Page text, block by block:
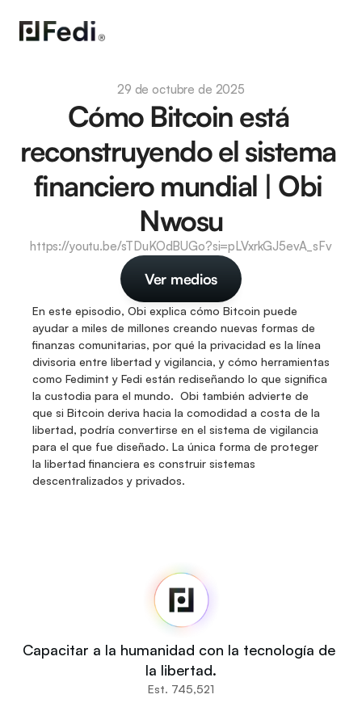
29 de octubre de 2025
Cómo Bitcoin está
reconstruyendo el sistema
financiero mundial | Obi
Nwosu
https://youtu.be/sTDuKOdBUGo?si=pLVxrkGJ5evA_sFv
Ver medios
En este episodio, Obi explica cómo Bitcoin puede
ayudar a miles de millones creando nuevas formas de
finanzas comunitarias, por qué la privacidad es la línea
divisoria entre libertad y vigilancia, y cómo herramientas
como Fedimint y Fedi están rediseñando lo que significa
la custodia para el mundo.  Obi también advierte de
que si Bitcoin deriva hacia la comodidad a costa de la
libertad, podría convertirse en el sistema de vigilancia
para el que fue diseñado. La única forma de proteger
la libertad financiera es construir sistemas
descentralizados y privados.
Inicio
Noticias
Código fuente
Fedi For
Tú
Comunidades
Organizaciones
Capacitar a la humanidad con la tecnología de
la libertad.
Est. 745,521